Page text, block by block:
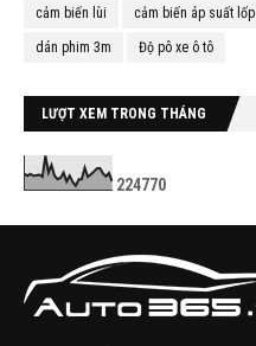
cảm biến lùi cảm biến áp suất lốp
dán phim 3m Độ pô xe ô tô
LƯỢT XEM TRONG THÁNG
224770